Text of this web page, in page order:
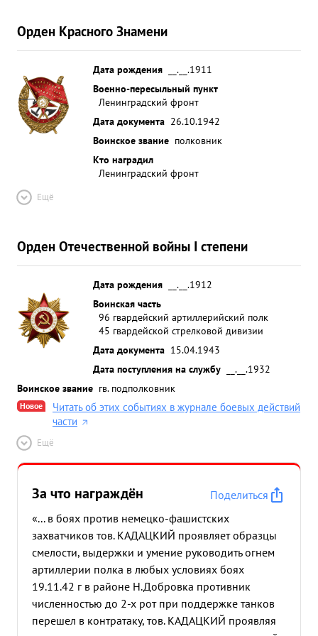
действия, две арт. батареи, подбиты два танка,
рассеяны 43 скопления пехоты пр-ка Тов.
КАДАЦКИЙ своим личным примером бесстрашия
и мужества воодушевляет личный состав полка на
отличное выполнение боевых задач стоящих
перед частью. Тов. КАДАЦКИЙ достоин высокой
правительств енной награды - ордена КРАСНОГО
ЗНАМЕНИ" ...»
Орден Красного Знамени
Дата рождения
__.__.1911
Военно-пересыльный пункт
Ленинградский фронт
Дата документа 26.10.1942
Воинское звание полковник
Кто наградил
Ленинградский фронт
Ещё
Орден Отечественной войны I степени
Дата рождения
__.__.1912
Воинская часть
96 гвардейский артиллерийский полк
45 гвардейской стрелковой дивизии
Дата документа 15.04.1943
Дата поступления на службу
__.__.1932
Воинское звание гв. подполковник
Новое
Читать об этих событиях в журнале боевых действий
части
Ещё
За что награждён
Поделиться
«... в боях против немецко-фашистских
захватчиков тов. КАДАЦКИЙ проявляет образцы
смелости, выдержки и умение руководить огнем
артиллерии полка в любых условиях боях
19.11.42 г в районе Н.Добровка противник
численностью до 2-х рот при поддержке танков
перешел в контратаку, тов. КАДАЦКИЙ проявляя